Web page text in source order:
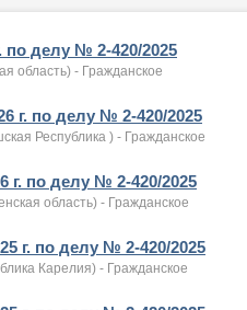
по делу № 2-420/2025
область) - Гражданское
г. по делу № 2-420/2025
Республика ) - Гражданское
г. по делу № 2-420/2025
область) - Гражданское
г. по делу № 2-420/2025
Карелия) - Гражданское